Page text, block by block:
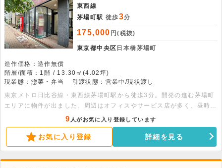
東西線
茅場町駅 徒歩3分
175,000 円(税抜)
東京都中央区 日本橋茅場町
造作価格：造作無償
階層/面積：1階 / 13.30㎡(4.02坪)
現業態：惣菜・弁当
引渡状態：営業中/現状渡し
東京メトロ日比谷線・東西線茅場町駅から徒歩3分。開発の進む茅場町
エリアに物件が出ました。周辺はオフィスやサービス店が多く、昼時の
需要は高いです。約4坪と小箱ですが、トイレ・エアコン・ミニキッチ
ン等が残置した状態となる為、事務所や小規模なサービス店を検討して
いる方にオススメです。また取得費用が安価なため、コストを抑えた出
店が可能となります。幅広い時間帯で内見が可能となりますので、ご興
味ありましたらお気軽にお問い合わせ下さい。
9 人がお気に入り登録しています
お気に入り登録 詳細を見る